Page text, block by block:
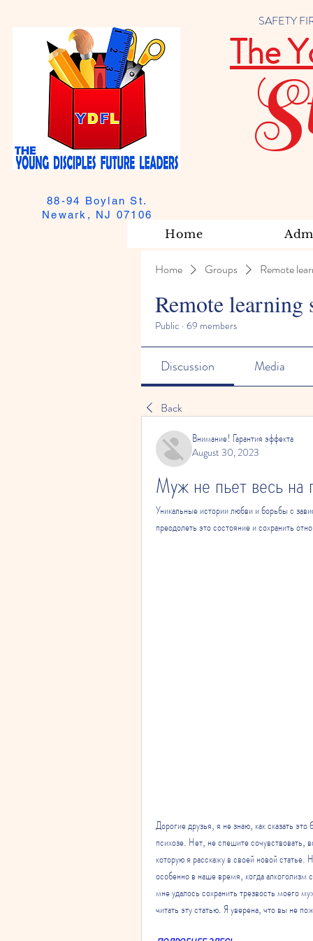
SAFETY
88-94 Boylan St.
Newark, NJ 07106
The
Home
Home Groups Remote
Remote learning
Public · 69 members
Discussion Media
Back
Внимание! Гарантия эффекта
August 30, 2023
Муж не пьет весь на
Уникальные истории любви и борьбы с
преодолеть это состояние и сохранить
Дорогие друзья, я не знаю, как сказать
психозе. Нет, не спешите сочувствовать,
которую я расскажу в своей новой
особенно в наше время, когда алкоголизм
мне удалось сохранить трезвость моего
читать эту статью. Я уверена, что вы не